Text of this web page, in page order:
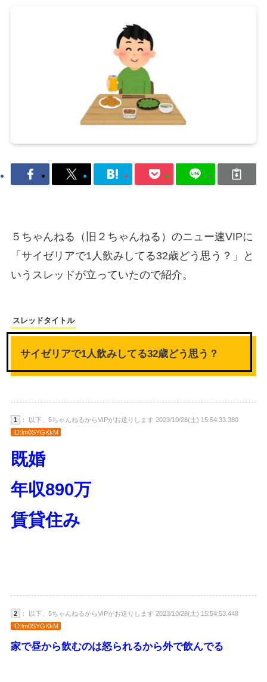
５ちゃんねる（旧２ちゃんねる）のニュー速VIPに
「サイゼリアで1人飲みしてる32歳どう思う？」と
いうスレッドが立っていたので紹介。
スレッドタイトル
サイゼリアで1人飲みしてる32歳どう思う？
1
： 以下、5ちゃんねるからVIPがお送りします 2023/10/28(土) 15:54:33.380
ID:lm0SYGKkM
既婚
年収890万
賃貸住み
2
： 以下、5ちゃんねるからVIPがお送りします 2023/10/28(土) 15:54:53.448
ID:lm0SYGKkM
家で昼から飲むのは怒られるから外で飲んでる